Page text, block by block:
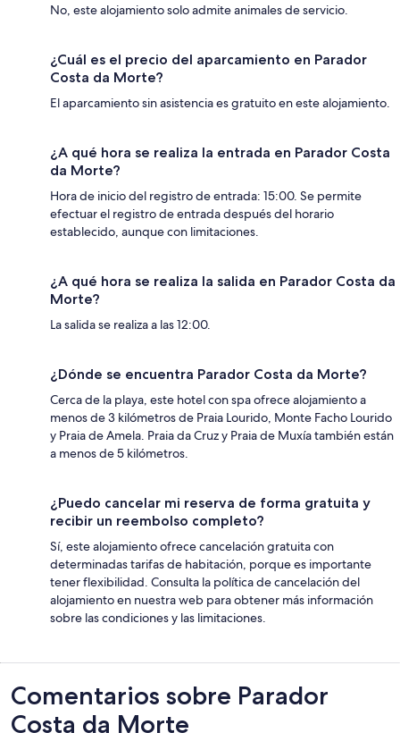
No, este alojamiento solo admite animales de servicio.
¿Cuál es el precio del aparcamiento en Parador
Costa da Morte?
El aparcamiento sin asistencia es gratuito en este alojamiento.
¿A qué hora se realiza la entrada en Parador Costa
da Morte?
Hora de inicio del registro de entrada: 15:00. Se permite
efectuar el registro de entrada después del horario
establecido, aunque con limitaciones.
¿A qué hora se realiza la salida en Parador Costa da
Morte?
La salida se realiza a las 12:00.
¿Dónde se encuentra Parador Costa da Morte?
Cerca de la playa, este hotel con spa ofrece alojamiento a
menos de 3 kilómetros de Praia Lourido, Monte Facho Lourido
y Praia de Amela. Praia da Cruz y Praia de Muxía también están
a menos de 5 kilómetros.
¿Puedo cancelar mi reserva de forma gratuita y
recibir un reembolso completo?
Sí, este alojamiento ofrece cancelación gratuita con
determinadas tarifas de habitación, porque es importante
tener flexibilidad. Consulta la política de cancelación del
alojamiento en nuestra web para obtener más información
sobre las condiciones y las limitaciones.
Comentarios
Comentarios sobre Parador
Costa da Morte